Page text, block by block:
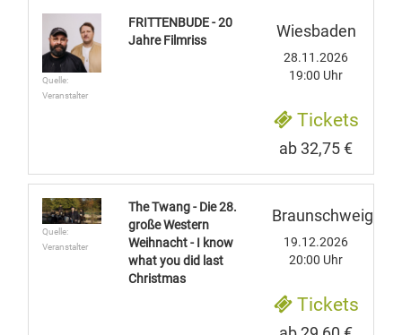
Quelle:
Veranstalter
FRITTENBUDE - 20
Jahre Filmriss
Wiesbaden
28.11.2026
19:00 Uhr
Tickets
ab 32,75 €
Quelle:
Veranstalter
The Twang - Die 28.
große Western
Weihnacht - I know
what you did last
Christmas
Braunschweig
19.12.2026
20:00 Uhr
Tickets